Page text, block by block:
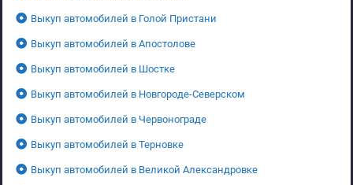
Выкуп автомобилей в Голой Пристани
Выкуп автомобилей в Апостолове
Выкуп автомобилей в Шостке
Выкуп автомобилей в Новгороде-Северском
Выкуп автомобилей в Червонограде
Выкуп автомобилей в Терновке
Выкуп автомобилей в Великой Александровке